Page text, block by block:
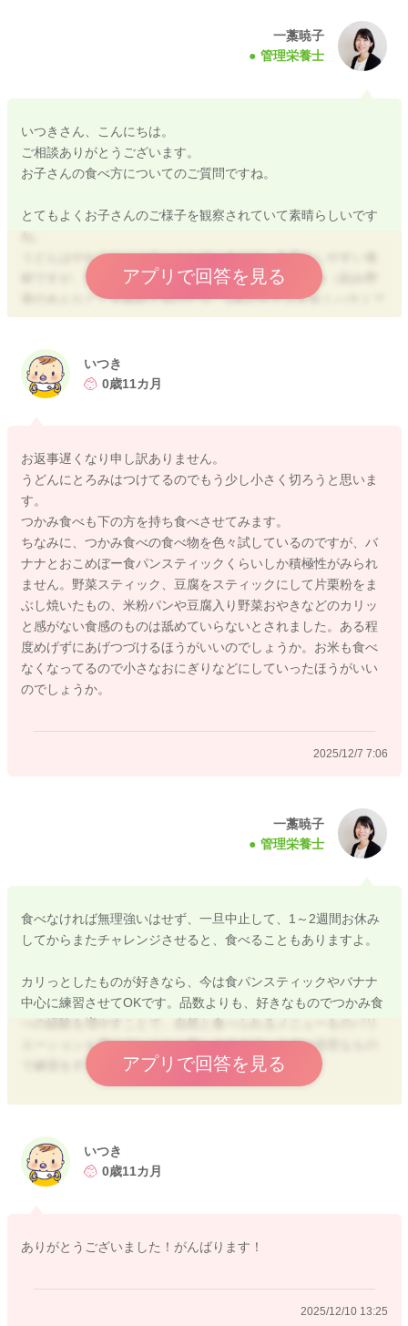
一藁暁子
管理栄養士
いつきさん、こんにちは。
ご相談ありがとうございます。
お子さんの食べ方についてのご質問ですね。
とてもよくお子さんのご様子を観察されていて素晴らしいです
うどんはやわらかくつるっとしているので、丸呑みしやすい食
材ですが、気になるようであれば、ほんの少しとろみ（刻み野
菜のあんなど）を絡めてあげたり、1本のサイズを短くハサミで
カットしてあげると咀嚼を促し、飲み込み防止になりますよ。
また、噛みちぎりを覚えるためには
薄いみみなしトースト
だけ軽く引っ張ってサポートしてあげるのがおすすめです。
全部口に入れようとしてしまう時は
「ちょっとずつね～」「がぶっとしてごらん」など言葉でブレ
ーキをかけるのも効果があります。すぐにできなくても声掛け
を繰り返すことで行動に結びついてきますよ。
今のお子さんは「飲み込む」と「口の中で位置調整する」がで
き始めた段階です。丸呑みは悪い癖ではなく、学びの途中の段
階といえますよ。
「噛む経験」がしやすい環境を作ることで、自分で噛んで食べ
るスキルはこれから自然と伸びてきますので、お子さんのペー
アプリで回答を見る
2025/12/5 9:47
いつき
0歳11カ月
お返事遅くなり申し訳ありません。
うどんにとろみはつけてるのでもう少し小さく切ろうと思いま
す。
つかみ食べも下の方を持ち食べさせてみます。
ちなみに、つかみ食べの食べ物を色々試しているのですが、バ
ナナとおこめぼー食パンスティックくらいしか積極性がみられ
ません。野菜スティック、豆腐をスティックにして片栗粉をま
ぶし焼いたもの、米粉パンや豆腐入り野菜おやきなどのカリッ
と感がない食感のものは舐めていらないとされました。ある程
度めげずにあげつづけるほうがいいのでしょうか。お米も食べ
なくなってるので小さなおにぎりなどにしていったほうがいい
のでしょうか。
2025/12/7 7:06
一藁暁子
管理栄養士
食べなければ無理強いはせず、一旦中止して、1～2週間お休み
してからまたチャレンジさせると、食べることもありますよ。
カリっとしたものが好きなら、今は食パンスティックやバナナ
中心に練習させてOKです。品数よりも、好きなものでつかみ食
べの経験を増やすことで、自然と食べられるメニューをのバリ
エーションも増えていくかと思いますので、まずは得意なもの
で練習をすすめてみてくださいね。
小さなおにぎりもおすすめですし、カリっとしたものがすきな
めです。
どうぞよろしくお願いいたします。
アプリで回答を見る
いつき
0歳11カ月
ありがとうございました！がんばります！
2025/12/10 13:25